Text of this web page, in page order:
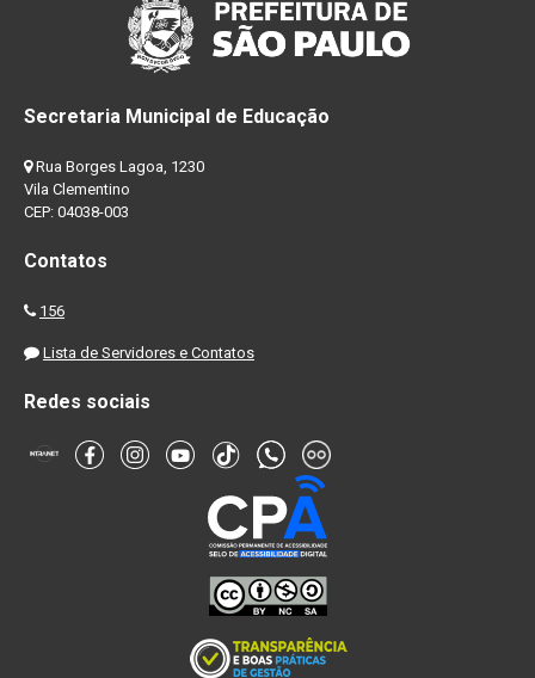
Secretaria Municipal de Educação
Rua Borges Lagoa, 1230
Vila Clementino
CEP: 04038-003
Contatos
156
Lista de Servidores e Contatos
Redes sociais